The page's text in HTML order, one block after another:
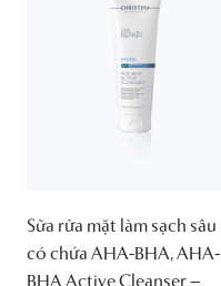
Sữa rửa mặt làm sạch sâu
có chứa AHA-BHA, AHA-
BHA Active Cleanser –